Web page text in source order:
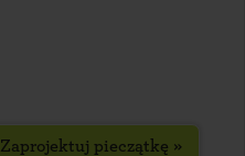
Zaprojektuj pieczątkę »